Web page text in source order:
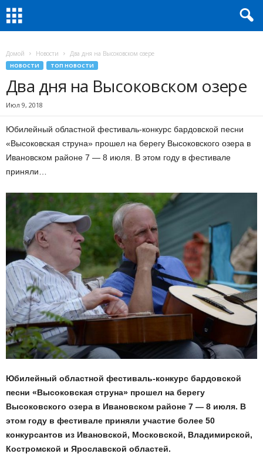
Домой Новости Два дня на Высоковском озере
НОВОСТИ ТОП НОВОСТИ
Два дня на Высоковском озере
Июл 9, 2018
Юбилейный областной фестиваль-конкурс бардовской песни
«Высоковская струна» прошел на берегу Высоковского озера в
Ивановском районе 7 — 8 июля. В этом году в фестивале
приняли…
Юбилейный областной фестиваль-конкурс бардовской
песни «Высоковская струна» прошел на берегу
Высоковского озера в Ивановском районе 7 — 8 июля. В
этом году в фестивале приняли участие более 50
конкурсантов из Ивановской, Московской, Владимирской,
Костромской и Ярославской областей.